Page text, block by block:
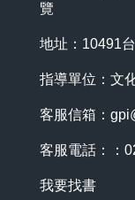
覽
地址：10491
指導單位：文
客服信箱：
客服電話：：
我要找書